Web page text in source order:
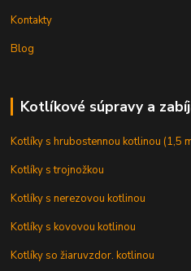
Kontakty
Blog
Kotlíkové súpravy a
Kotlíky s hrubostennou kotlinou (1,5
Kotlíky s trojnožkou
Kotlíky s nerezovou kotlinou
Kotlíky s kovovou kotlinou
Kotlíky so žiaruvzdor. kotlinou